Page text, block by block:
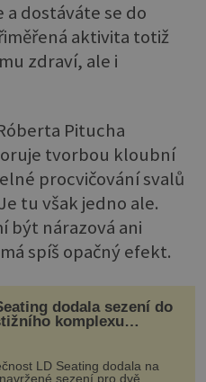
a dostáváte se do
aktivita totiž
zdraví, ale i
Pitucha
tvorbou kloubní
procvičování svalů
tu však jedno ale.
být nárazová ani
spíš opačný efekt.
dodala sezení do
komplexu
v Salfordu
LD Seating dodala na
sezení pro dvě